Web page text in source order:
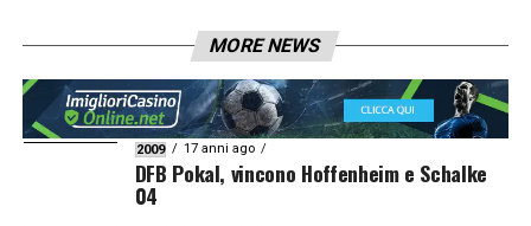
MORE NEWS
2009 17 anni ago
DFB Pokal, vincono Hoffenheim e Schalke
04